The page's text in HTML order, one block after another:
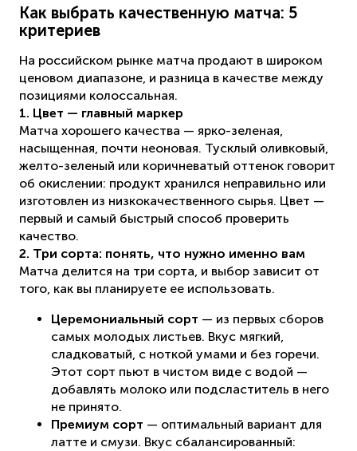
Как выбрать качественную матча: 5
критериев
На российском рынке матча продают в широком
ценовом диапазоне, и разница в качестве между
позициями колоссальная.
1. Цвет — главный маркер
Матча хорошего качества — ярко-зеленая,
насыщенная, почти неоновая. Тусклый оливковый,
желто-зеленый или коричневатый оттенок говорит
об окислении: продукт хранился неправильно или
изготовлен из низкокачественного сырья. Цвет —
первый и самый быстрый способ проверить
качество.
2. Три сорта: понять, что нужно именно вам
Матча делится на три сорта, и выбор зависит от
того, как вы планируете ее использовать.
Церемониальный сорт — из первых сборов
самых молодых листьев. Вкус мягкий,
сладковатый, с ноткой умами и без горечи.
Этот сорт пьют в чистом виде с водой —
добавлять молоко или подсластитель в него
не принято.
Премиум сорт — оптимальный вариант для
латте и смузи. Вкус сбалансированный: